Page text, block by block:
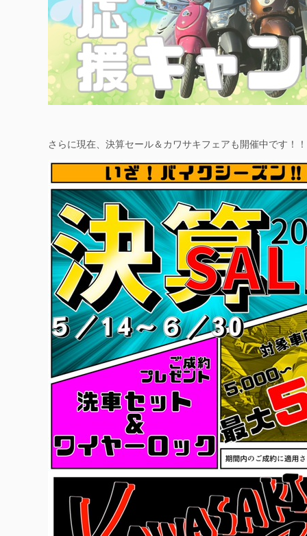
さらに現在、決算セール＆カワサキフェアも開催中です！